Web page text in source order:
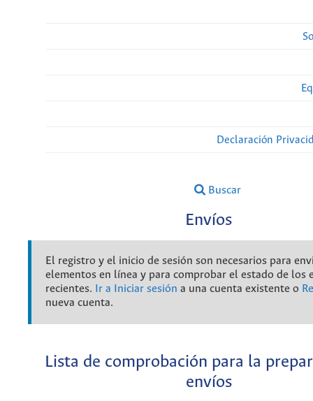
Declaración
Buscar
Envíos
El registro y el inicio de sesión son necesarios para
elementos en línea y para comprobar el estado de los
recientes.
Ir a Iniciar sesión a una cuenta existente o
nueva cuenta.
Lista de comprobación para la
envíos